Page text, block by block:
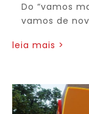
Do “vamos
vamos de
leia mais >